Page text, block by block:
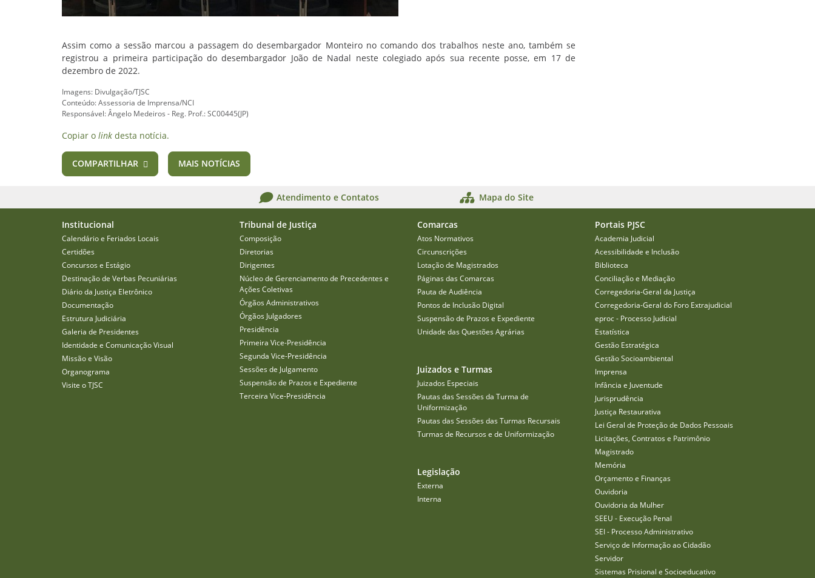
Assim como a sessão marcou a passagem do desembargador Monteiro no comando dos trabalhos neste ano, também se
registrou a primeira participação do desembargador João de Nadal neste colegiado após sua recente posse, em 17 de
dezembro de 2022.
Imagens: Divulgação/TJSC
Conteúdo: Assessoria de Imprensa/NCI
Responsável: Ângelo Medeiros - Reg. Prof.: SC00445(JP)
Copiar o link desta notícia.
COMPARTILHAR MAIS NOTÍCIAS
Atendimento e Contatos Mapa do Site
Institucional
Calendário e Feriados Locais
Certidões
Concursos e Estágio
Destinação de Verbas Pecuniárias
Diário da Justiça Eletrônico
Documentação
Estrutura Judiciária
Galeria de Presidentes
Identidade e Comunicação Visual
Missão e Visão
Organograma
Visite o TJSC
Tribunal de Justiça
Composição
Diretorias
Dirigentes
Núcleo de Gerenciamento de Precedentes e
Ações Coletivas
Órgãos Administrativos
Órgãos Julgadores
Presidência
Primeira Vice-Presidência
Segunda Vice-Presidência
Sessões de Julgamento
Suspensão de Prazos e Expediente
Terceira Vice-Presidência
Comarcas
Atos Normativos
Circunscrições
Lotação de Magistrados
Páginas das Comarcas
Pauta de Audiência
Pontos de Inclusão Digital
Suspensão de Prazos e Expediente
Unidade das Questões Agrárias
Juizados e Turmas
Juizados Especiais
Pautas das Sessões da Turma de
Uniformização
Pautas das Sessões das Turmas Recursais
Turmas de Recursos e de Uniformização
Legislação
Externa
Interna
Portais PJSC
Academia Judicial
Acessibilidade e Inclusão
Biblioteca
Conciliação e Mediação
Corregedoria-Geral da Justiça
Corregedoria-Geral do Foro Extrajudicial
eproc - Processo Judicial
Estatística
Gestão Estratégica
Gestão Socioambiental
Imprensa
Infância e Juventude
Jurisprudência
Justiça Restaurativa
Lei Geral de Proteção de Dados Pessoais
Licitações, Contratos e Patrimônio
Magistrado
Memória
Orçamento e Finanças
Ouvidoria
Ouvidoria da Mulher
SEEU - Execução Penal
SEI - Processo Administrativo
Serviço de Informação ao Cidadão
Servidor
Sistemas Prisional e Socioeducativo